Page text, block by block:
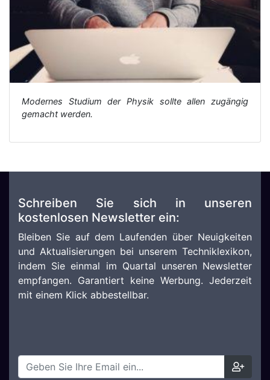
Modernes Studium der Physik sollte allen zugängig
gemacht werden.
Schreiben Sie sich in unseren
kostenlosen Newsletter ein:
Bleiben Sie auf dem Laufenden über Neuigkeiten
und Aktualisierungen bei unserem Techniklexikon,
indem Sie einmal im Quartal unseren Newsletter
empfangen. Garantiert keine Werbung. Jederzeit
mit einem Klick abbestellbar.